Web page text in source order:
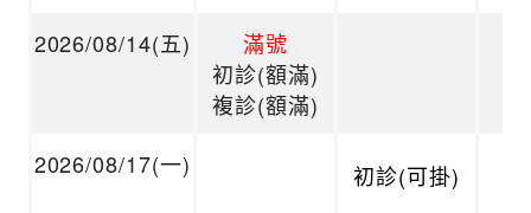
2026/08/14(五)
滿號
初診(額滿)
複診(額滿)
2026/08/17(一)
初診(可掛)